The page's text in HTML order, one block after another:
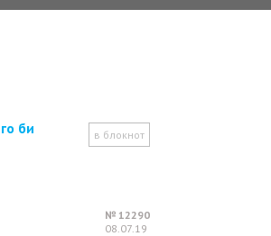
в блокнот
№ 12290
08.07.19